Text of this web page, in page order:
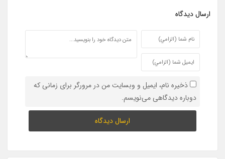
ارسال ديدگاه
ذخیره نام، ایمیل و وبسایت من در مرورگر برای زمانی که
دوباره دیدگاهی می‌نویسم.